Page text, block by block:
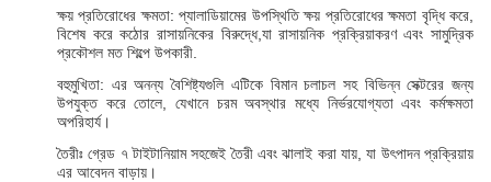
ক্ষয় প্রতিরোধের ক্ষমতা: প্যালাডিয়ামের উপস্থিতি ক্ষয় প্রতিরোধের ক্ষমতা বৃদ্ধি করে,
বিশেষ করে কঠোর রাসায়নিকের বিরুদ্ধে,যা রাসায়নিক প্রক্রিয়াকরণ এবং সামুদ্রিক
প্রকৌশল মত শিল্পে উপকারী.
বহুমুখিতা: এর অনন্য বৈশিষ্ট্যগুলি এটিকে বিমান চলাচল সহ বিভিন্ন সেক্টরের জন্য
উপযুক্ত করে তোলে, যেখানে চরম অবস্থার মধ্যে নির্ভরযোগ্যতা এবং কর্মক্ষমতা
অপরিহার্য।
তৈরীঃ গ্রেড ৭ টাইটানিয়াম সহজেই তৈরী এবং ঝালাই করা যায়, যা উৎপাদন প্রক্রিয়ায়
এর আবেদন বাড়ায়।